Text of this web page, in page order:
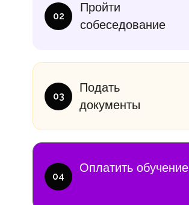
Оплатить обучение
Подать
документы
Пройти
собеседование
02
03
04
10 000₽